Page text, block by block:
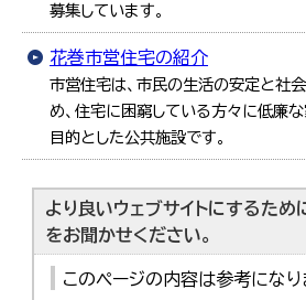
募集しています。
花巻市営住宅の紹介
市営住宅は、市民の生活の安定と社
め、住宅に困窮している方々に低廉
目的とした公共施設です。
より良いウェブサイトにするため
をお聞かせください。
このページの内容は参考になり